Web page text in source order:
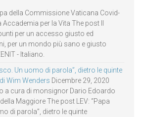
della Commissione Vaticana Covid-
per la Vita The post Il
per un accesso giusto ed
per un mondo più sano e giusto
- Italiano.
Un uomo di parola”, dietro le quinte
Wim Wenders Dicembre 29, 2020
a cura di monsignor Dario Edoardo
Maggiore The post LEV: “Papa
di parola”, dietro le quinte